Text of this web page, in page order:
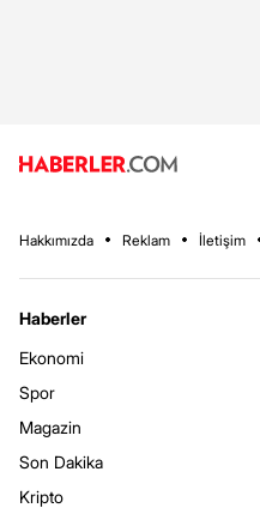
Hakkımızda Reklam İletişim
Haberler
Ekonomi
Spor
Magazin
Son Dakika
Kripto